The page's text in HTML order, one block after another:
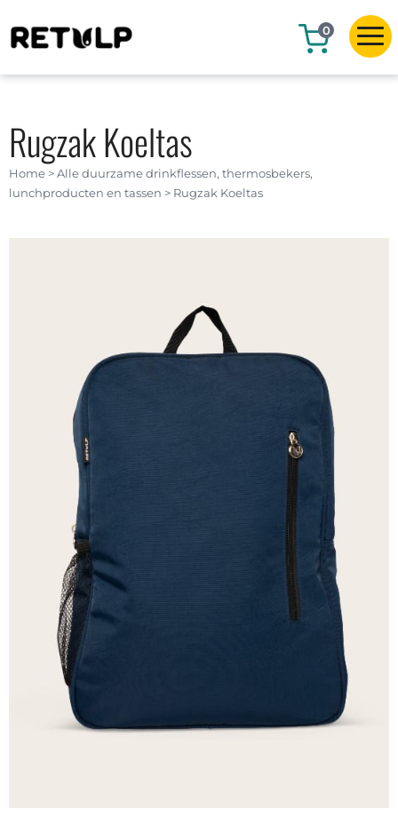
0
Home >Alle duurzame drinkflessen, thermosbekers,
lunchproducten en tassen > Rugzak Koeltas
Rugzak Koeltas